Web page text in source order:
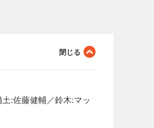
:佐藤健輔／鈴木:マッ